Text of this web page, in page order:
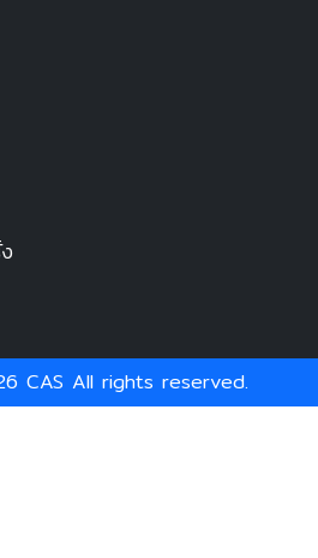
CAS All rights reserved.